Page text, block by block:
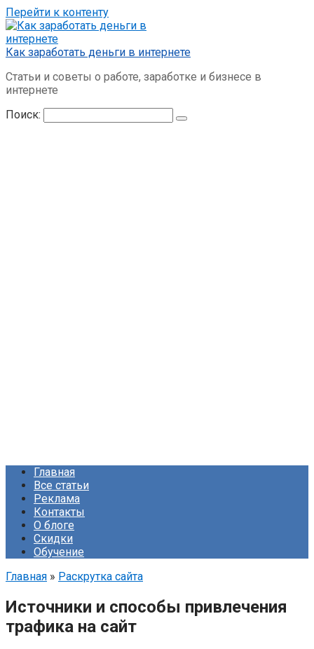
Перейти к контенту
Как заработать деньги в интернете
Статьи и советы о работе, заработке и бизнесе в
интернете
Поиск:
Главная
Все статьи
Реклама
Контакты
О блоге
Скидки
Обучение
Главная » Раскрутка сайта
Источники и способы привлечения
трафика на сайт